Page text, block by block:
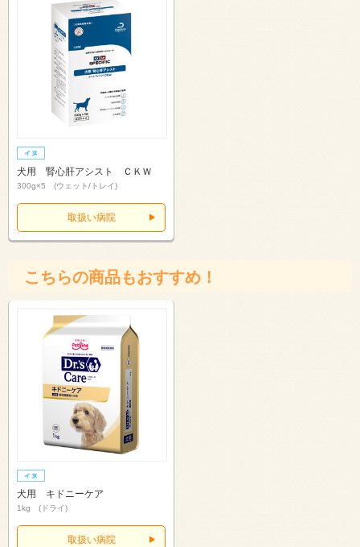
犬用 腎心肝アシスト ＣＫＷ
300g×5 (ウェット/トレイ)
取扱い病院
こちらの商品もおすすめ！
犬用 キドニーケア
1kg (ドライ)
取扱い病院